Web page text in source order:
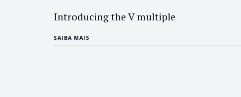
Introducing the V multiple
SAIBA MAIS